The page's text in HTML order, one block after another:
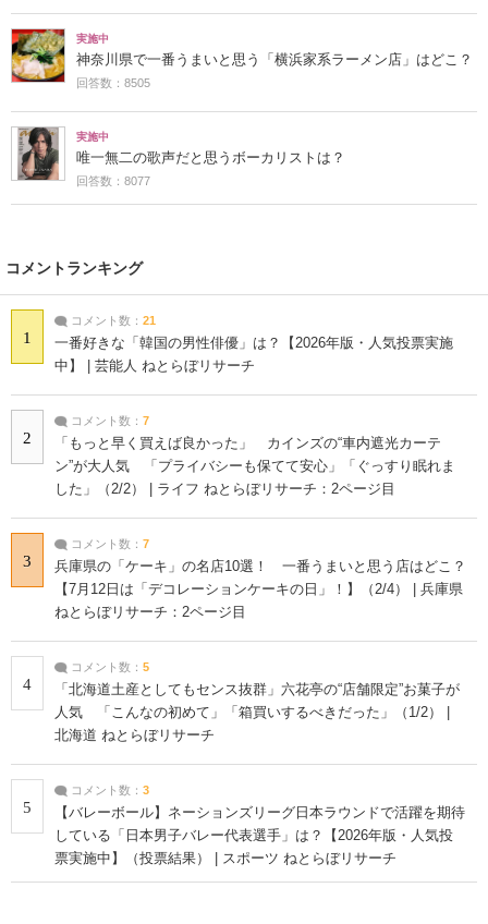
実施中
神奈川県で一番うまいと思う「横浜家系ラーメン店」はどこ？
回答数：8505
実施中
唯一無二の歌声だと思うボーカリストは？
回答数：8077
コメントランキング
1
コメント数： 21
一番好きな「韓国の男性俳優」は？【2026年版・人気投票実施
中】 | 芸能人 ねとらぼリサーチ
2
コメント数： 7
「もっと早く買えば良かった」 カインズの“車内遮光カーテ
ン”が大人気 「プライバシーも保てて安心」「ぐっすり眠れま
した」（2/2） | ライフ ねとらぼリサーチ：2ページ目
3
コメント数： 7
兵庫県の「ケーキ」の名店10選！ 一番うまいと思う店はどこ？
【7月12日は「デコレーションケーキの日」！】（2/4） | 兵庫県
ねとらぼリサーチ：2ページ目
4
コメント数： 5
「北海道土産としてもセンス抜群」六花亭の“店舗限定”お菓子が
人気 「こんなの初めて」「箱買いするべきだった」（1/2） |
北海道 ねとらぼリサーチ
5
コメント数： 3
【バレーボール】ネーションズリーグ日本ラウンドで活躍を期待
している「日本男子バレー代表選手」は？【2026年版・人気投
票実施中】（投票結果） | スポーツ ねとらぼリサーチ